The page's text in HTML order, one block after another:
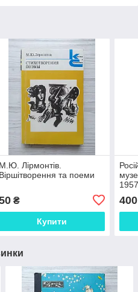
М.Ю. Лірмонтів.
Віршітворення та поеми
₴
Купити
400